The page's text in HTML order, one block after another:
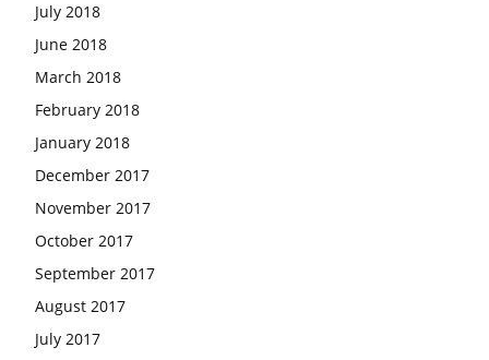
July 2018
June 2018
March 2018
February 2018
January 2018
December 2017
November 2017
October 2017
September 2017
August 2017
July 2017